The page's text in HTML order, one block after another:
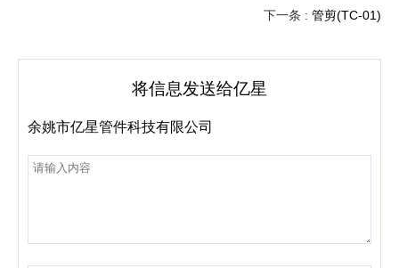
下一条 : 管剪(TC-01)
将信息发送给亿星
余姚市亿星管件科技有限公司